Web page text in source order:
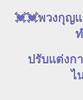
💓💓พวงกุญแ
ไ